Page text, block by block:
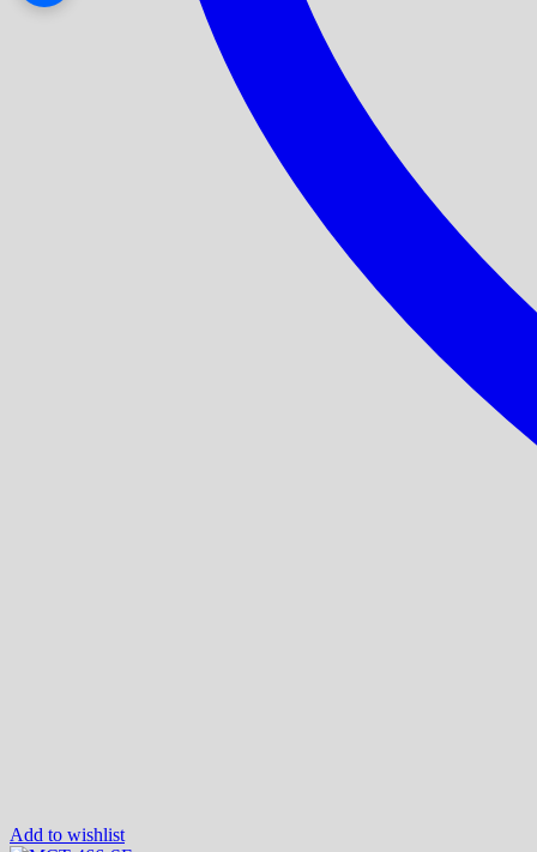
Add to wishlist